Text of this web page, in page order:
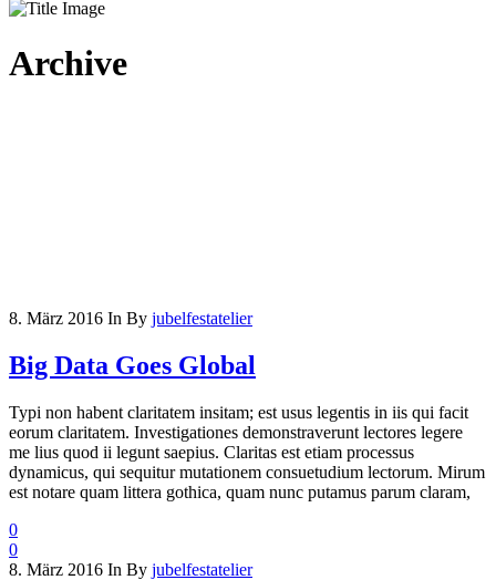
Archive
8. März 2016 In By jubelfestatelier
Big Data Goes Global
Typi non habent claritatem insitam; est usus legentis in iis qui facit
eorum claritatem. Investigationes demonstraverunt lectores legere
me lius quod ii legunt saepius. Claritas est etiam processus
dynamicus, qui sequitur mutationem consuetudium lectorum. Mirum
est notare quam littera gothica, quam nunc putamus parum claram,
0
0
8. März 2016 In By jubelfestatelier